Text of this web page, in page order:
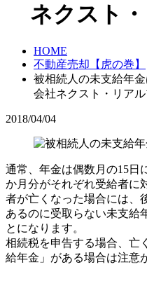
ネクスト
HOME
不動産売却【虎の巻】
被相続人の未支給年
会社ネクスト・リア
2018/04/04
通常、年金は偶数月の15日
か月分がそれぞれ受給者に
者が亡くなった場合には、
あるのに受取らない未支給
とになります。
相続税を申告する場合、亡
給年金」がある場合は注意